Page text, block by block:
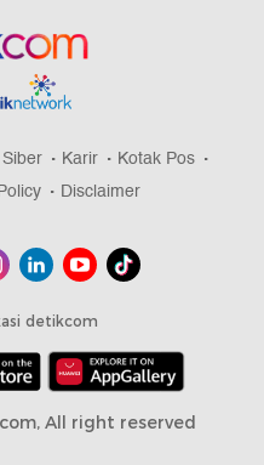
Karir
Kotak Pos
Disclaimer
detikcom
All right reserved